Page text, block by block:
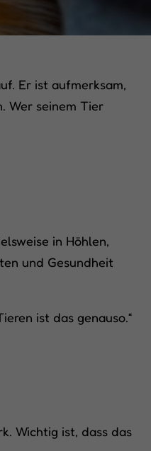
Er ist aufmerksam,
Wer seinem Tier
in Höhlen,
und Gesundheit
ist das genauso.“
Wichtig ist, dass das